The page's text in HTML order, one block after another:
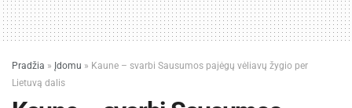
Pradžia » Įdomu » Kaune – svarbi Sausumos pajėgų vėliavų žygio per
Lietuvą dalis